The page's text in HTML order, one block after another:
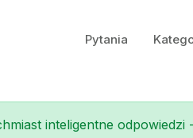
Pytania
inteligentne odpowiedzi